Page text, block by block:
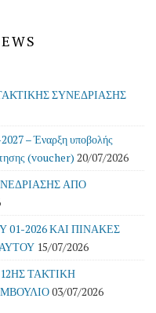
ΣΥΝΕΔΡΙΑΣΗΣ
– Έναρξη υποβολής
(voucher) 20/07/2026
ΑΠΟ
2026 ΚΑΙ ΠΙΝΑΚΕΣ
15/07/2026
ΤΑΚΤΙΚΗ
03/07/2026